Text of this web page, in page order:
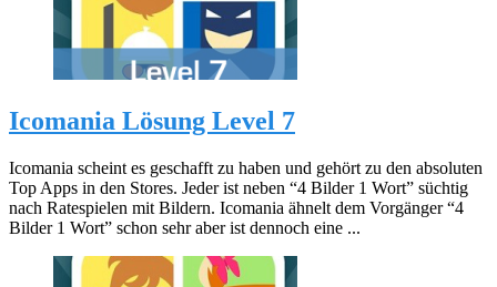
Icomania Lösung Level 7
Icomania scheint es geschafft zu haben und gehört zu den absoluten
Top Apps in den Stores. Jeder ist neben “4 Bilder 1 Wort” süchtig
nach Ratespielen mit Bildern. Icomania ähnelt dem Vorgänger “4
Bilder 1 Wort” schon sehr aber ist dennoch eine ...